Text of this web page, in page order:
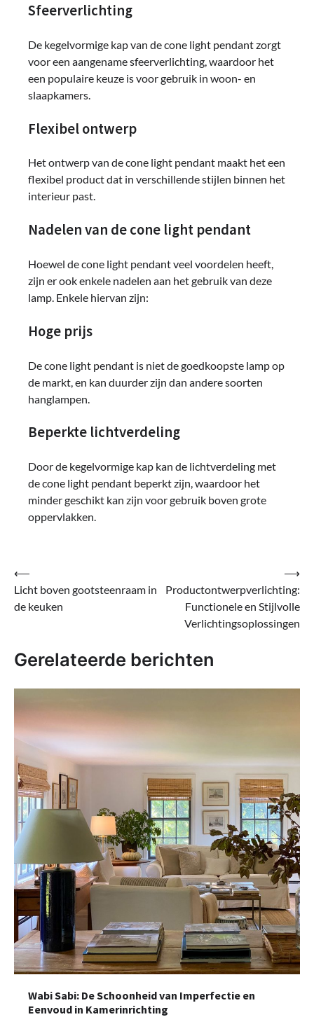
Sfeerverlichting
De kegelvormige kap van de cone light pendant zorgt
voor een aangename sfeerverlichting, waardoor het
een populaire keuze is voor gebruik in woon- en
slaapkamers.
Flexibel ontwerp
Het ontwerp van de cone light pendant maakt het een
flexibel product dat in verschillende stijlen binnen het
interieur past.
Nadelen van de cone light pendant
Hoewel de cone light pendant veel voordelen heeft,
zijn er ook enkele nadelen aan het gebruik van deze
lamp. Enkele hiervan zijn:
Hoge prijs
De cone light pendant is niet de goedkoopste lamp op
de markt, en kan duurder zijn dan andere soorten
hanglampen.
Beperkte lichtverdeling
Door de kegelvormige kap kan de lichtverdeling met
de cone light pendant beperkt zijn, waardoor het
minder geschikt kan zijn voor gebruik boven grote
oppervlakken.
Bericht
navigatie
⟵
Licht boven gootsteenraam in
de keuken
Productontwerpverlichting:
Functionele en Stijlvolle
Verlichtingsoplossingen
⟶
Gerelateerde berichten
Wabi Sabi: De Schoonheid van Imperfectie en
Eenvoud in Kamerinrichting